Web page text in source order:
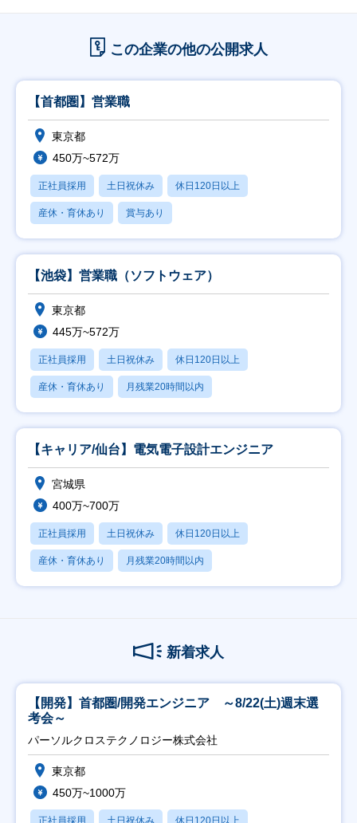
この企業の他の公開求人
【首都圏】営業職
東京都
450万~572万
正社員採用 土日祝休み 休日120日以上
産休・育休あり 賞与あり
【池袋】営業職（ソフトウェア）
東京都
445万~572万
正社員採用 土日祝休み 休日120日以上
産休・育休あり 月残業20時間以内
【キャリア/仙台】電気電子設計エンジニア
宮城県
400万~700万
正社員採用 土日祝休み 休日120日以上
産休・育休あり 月残業20時間以内
新着求人
【開発】首都圏/開発エンジニア ～8/22(土)週末選
考会～
パーソルクロステクノロジー株式会社
東京都
450万~1000万
正社員採用 土日祝休み 休日120日以上